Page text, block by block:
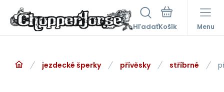
Hľadať Menu
jezdecké šperky přívěsky stříbrné